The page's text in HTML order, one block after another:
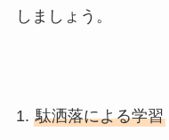
しましょう。
1. 駄洒落による学習